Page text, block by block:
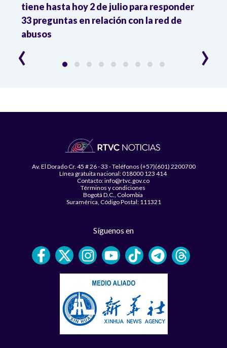
tiene hasta hoy 2 de julio para responder
33 preguntas en relación con la red de
abusos
‹ ›
Av. El Dorado Cr. 45 # 26 - 33 - Teléfonos (+57)(601) 2200700
Línea gratuita nacional: 018000 123 414
Contacto: info@rtvc.gov.co
Términos y condiciones
Bogotá D.C., Colombia
Suramérica, Código Postal: 111321
Síguenos en